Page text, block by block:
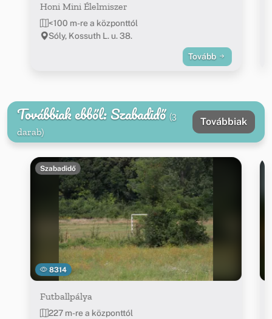
Honi Mini Élelmiszer
<100 m-re a központtól
Sóly, Kossuth L. u. 38.
Tovább
Továbbiak ebből: Szabadidő (3
darab)
Továbbiak
8314
Szabadidő
Futballpálya
227 m-re a központtól